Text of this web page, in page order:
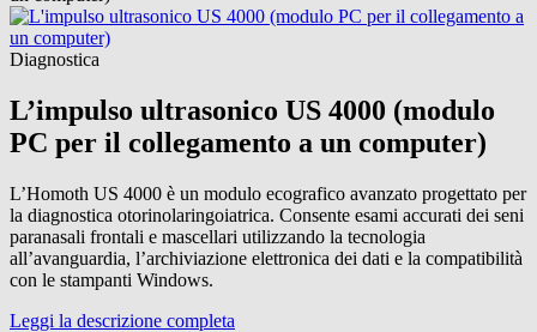
Diagnostica
L’impulso ultrasonico US 4000 (modulo
PC per il collegamento a un computer)
L’Homoth US 4000 è un modulo ecografico avanzato progettato per
la diagnostica otorinolaringoiatrica. Consente esami accurati dei seni
paranasali frontali e mascellari utilizzando la tecnologia
all’avanguardia, l’archiviazione elettronica dei dati e la compatibilità
con le stampanti Windows.
Leggi la descrizione completa